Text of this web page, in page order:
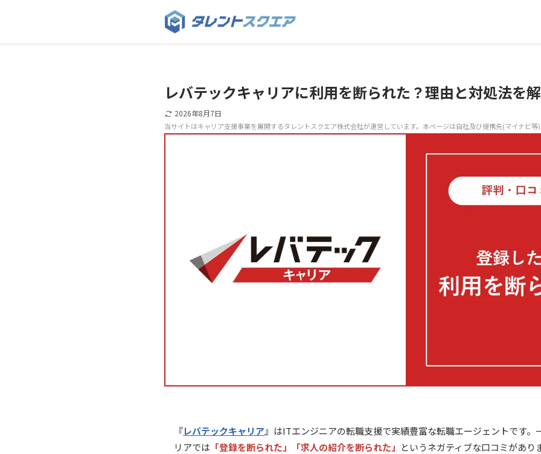
レバテックキャリアに利用を断られた？理由と対処法を
2026年8月7日
『レバテックキャリア』はITエンジニアの転職支援で実績豊富な転職エージェントです。
リアでは 「登録を断られた」「求人の紹介を断られた」 というネガティブな口コミがあり